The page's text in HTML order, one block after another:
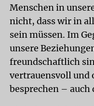
Menschen in
nicht, dass wir in
sein müssen. Im
unsere
freundschaftlich
vertrauensvoll und
besprechen – auch